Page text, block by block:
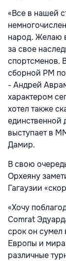
«Все в нашей
народ. Желаю
за свое
спортсменов.
сборной РМ по
- Андрей
характером
хотел также
единственной
выступает в
Дамир.
В свою
Орхеяну
Гагаузии
«Хочу
Comrat
срок он сумел
Европы и
различные